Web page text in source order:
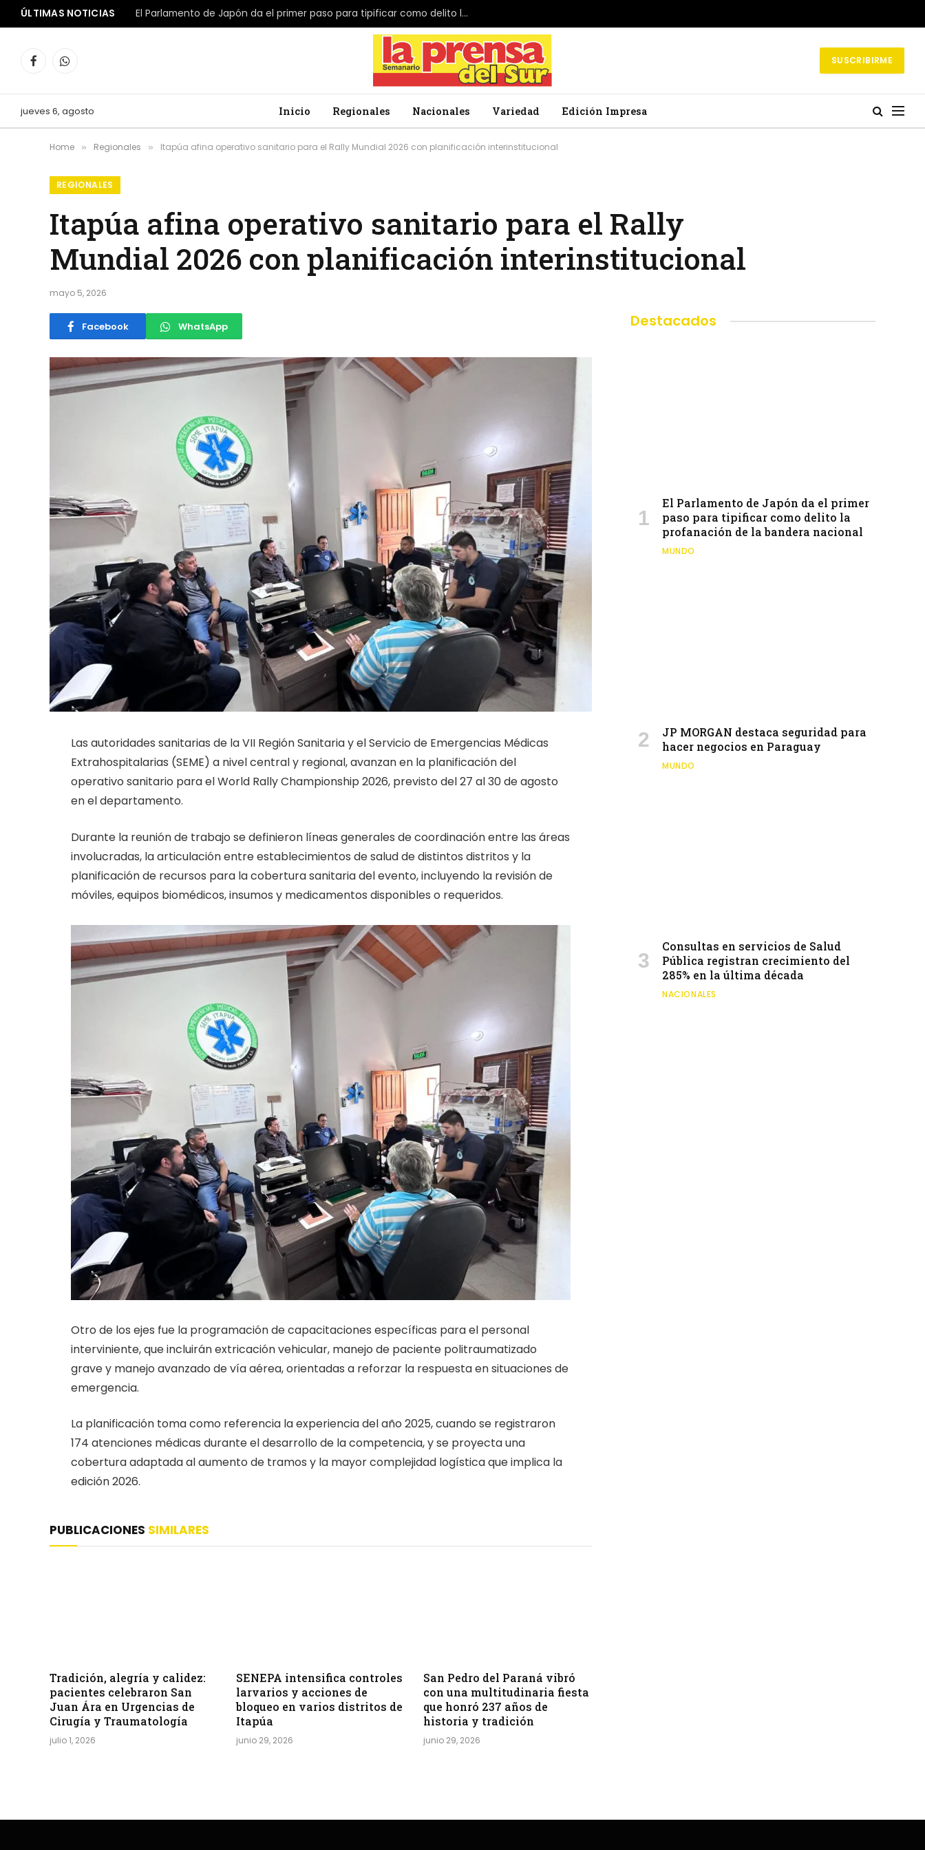
ÚLTIMAS NOTICIAS El Parlamento de Japón da el primer paso para tipificar como delito la profanación de la bandera nacional
FacebookWhatsApp SUSCRIBIRME
jueves 6, agosto Inicio Regionales Nacionales Variedad Edición Impresa
Home » Regionales » Itapúa afina operativo sanitario para el Rally Mundial 2026 con planificación interinstitucional
REGIONALES
Itapúa afina operativo sanitario para el Rally
Mundial 2026 con planificación interinstitucional
mayo 5, 2026
Facebook WhatsApp
Las autoridades sanitarias de la VII Región Sanitaria y el Servicio de Emergencias Médicas
Extrahospitalarias (SEME) a nivel central y regional, avanzan en la planificación del
operativo sanitario para el World Rally Championship 2026, previsto del 27 al 30 de agosto
en el departamento.
Durante la reunión de trabajo se definieron líneas generales de coordinación entre las áreas
involucradas, la articulación entre establecimientos de salud de distintos distritos y la
planificación de recursos para la cobertura sanitaria del evento, incluyendo la revisión de
móviles, equipos biomédicos, insumos y medicamentos disponibles o requeridos.
Otro de los ejes fue la programación de capacitaciones específicas para el personal
interviniente, que incluirán extricación vehicular, manejo de paciente politraumatizado
grave y manejo avanzado de vía aérea, orientadas a reforzar la respuesta en situaciones de
emergencia.
La planificación toma como referencia la experiencia del año 2025, cuando se registraron
174 atenciones médicas durante el desarrollo de la competencia, y se proyecta una
cobertura adaptada al aumento de tramos y la mayor complejidad logística que implica la
edición 2026.
PUBLICACIONES SIMILARES
Tradición, alegría y calidez:
pacientes celebraron San
Juan Ára en Urgencias de
Cirugía y Traumatología
julio 1, 2026
SENEPA intensifica controles
larvarios y acciones de
bloqueo en varios distritos de
Itapúa
junio 29, 2026
San Pedro del Paraná vibró
con una multitudinaria fiesta
que honró 237 años de
historia y tradición
junio 29, 2026
Destacados
El Parlamento de Japón da el primer
paso para tipificar como delito la
profanación de la bandera nacional
MUNDO
JP MORGAN destaca seguridad para
hacer negocios en Paraguay
MUNDO
Consultas en servicios de Salud
Pública registran crecimiento del
285% en la última década
NACIONALES